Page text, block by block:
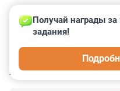
КОММЕНТАРИИ 3
Получай награды
задания!